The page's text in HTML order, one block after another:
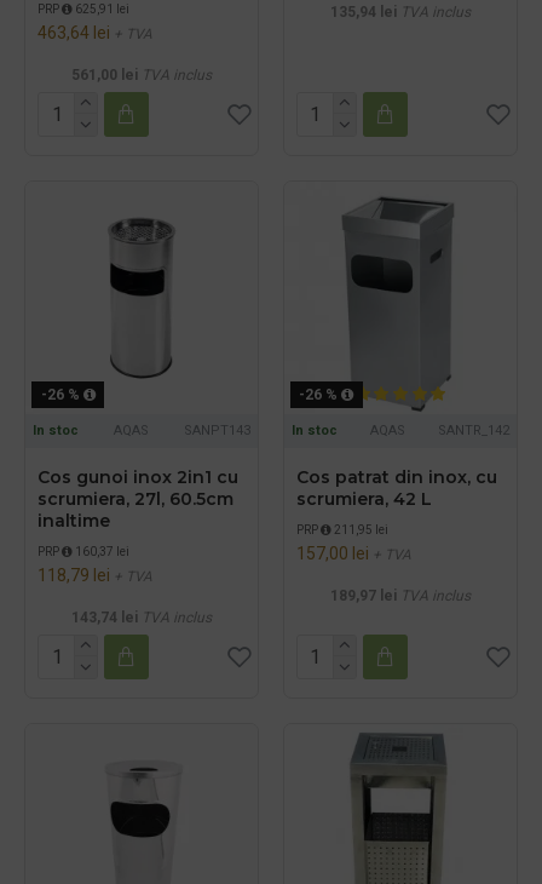
PRP 625,91 lei
463,64 lei + TVA
561,00 lei TVA inclus
135,94 lei TVA inclus
-26 %
In stoc AQAS SANPT143
Cos gunoi inox 2in1 cu
scrumiera, 27l, 60.5cm
inaltime
PRP 160,37 lei
118,79 lei + TVA
143,74 lei TVA inclus
-26 %
In stoc AQAS SANTR_142
Cos patrat din inox, cu
scrumiera, 42 L
PRP 211,95 lei
157,00 lei + TVA
189,97 lei TVA inclus